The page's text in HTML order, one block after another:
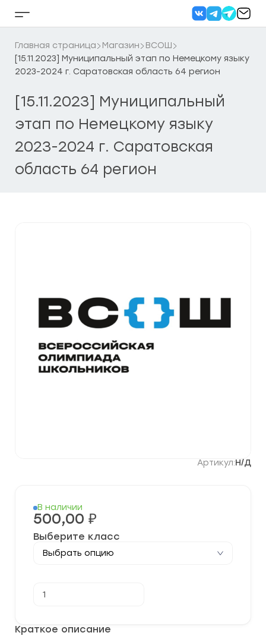
Кнопка
бокового
меню
Главная страница Магазин
ВСОШ
[15.11.2023] Муниципальный этап по Немецкому языку
2023-2024 г. Саратовская область 64 регион
[15.11.2023] Муниципальный
этап по Немецкому языку
2023-2024 г. Саратовская
область 64 регион
Артикул:Н/Д
Краткое описание
В наличии
500,00 ₽
Выберите класс
товара
этап
по